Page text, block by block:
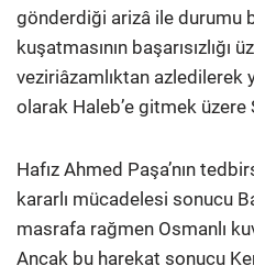
gönderdiği arizâ ile durumu
kuşatmasının başarısızlığı
veziriâzamlıktan azledilerek
olarak Haleb’e gitmek
Hafız Ahmed Paşa’nın
kararlı mücadelesi sonucu
masrafa rağmen Osmanlı
Ancak bu harekat sonucu